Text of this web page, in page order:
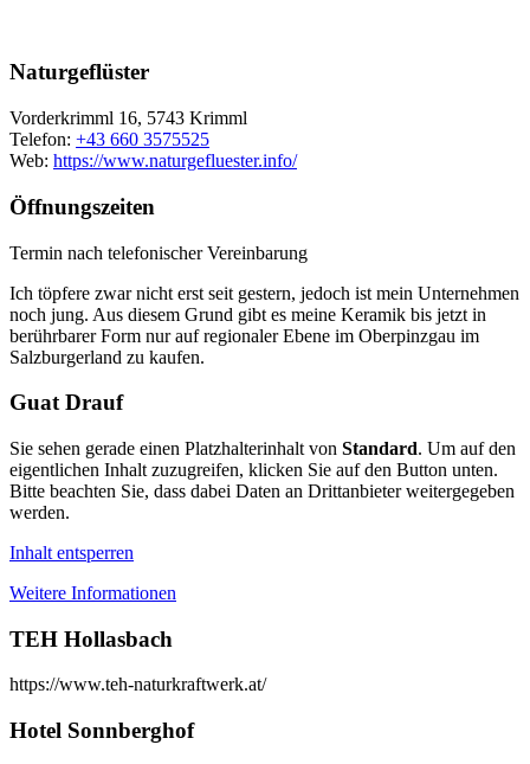
Naturgeflüster
Vorderkrimml 16, 5743 Krimml
Telefon: +43 660 3575525
Web: https://www.naturgefluester.info/
Öffnungszeiten
Termin nach telefonischer Vereinbarung
Ich töpfere zwar nicht erst seit gestern, jedoch ist mein Unternehmen
noch jung. Aus diesem Grund gibt es meine Keramik bis jetzt in
berührbarer Form nur auf regionaler Ebene im Oberpinzgau im
Salzburgerland zu kaufen.
Guat Drauf
Sie sehen gerade einen Platzhalterinhalt von Standard. Um auf den
eigentlichen Inhalt zuzugreifen, klicken Sie auf den Button unten.
Bitte beachten Sie, dass dabei Daten an Drittanbieter weitergegeben
werden.
Inhalt entsperren
Weitere Informationen
TEH Hollasbach
https://www.teh-naturkraftwerk.at/
Hotel Sonnberghof